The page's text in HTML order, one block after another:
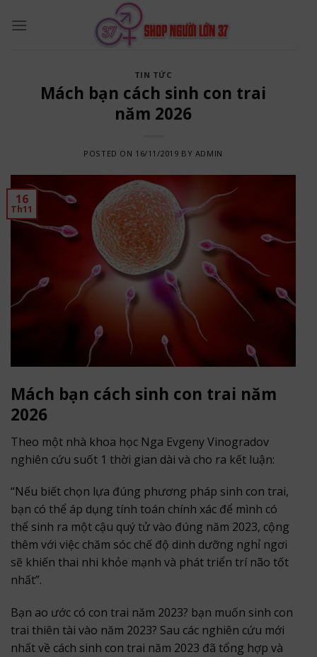
TIN TỨC
Mách bạn cách sinh con trai
năm 2026
POSTED ON 16/11/2019 BY ADMIN
16
Th11
Mách bạn cách sinh con trai năm
2026
Theo một nhà khoa học Nga Evgeny Vinogradov
nghiên cứu suốt 1 thời gian dài và cho ra kết luận:
“Nếu biết chọn lựa đúng phương pháp sinh con trai,
bạn có thể áp dụng tính toán chính xác để mình có
thể sinh ra một cậu quý tử vào đúng năm 2023, cộng
thêm với việc chăm sóc chế độ dinh dưỡng nghỉ ngơi
sẽ khiến thai nhi khỏe mạnh và phát triển trí não tốt
nhất”.
Bạn ao ước có con trai năm 2023? bạn muốn sinh con
trai thiên tài vào năm 2023? Sau các nghiên cứu mới
nhất về cách sinh con trai năm 2023 đã tổng hợp và